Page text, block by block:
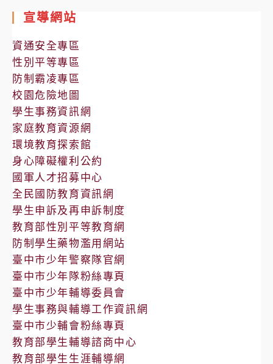
公
告
宣導網站
資通安全專區
性別平等專區
防制霸凌專區
校園危險地圖
學生事務資訊網
家庭教育資源網
環境教育探索館
身心障礙權利公約
國軍人才招募中心
全民國防教育資訊網
學生申訴及再申訴制度
教育部性別平等教育網
防制學生藥物濫用網站
臺中市少年警察隊官網
臺中市少年隊粉絲專頁
臺中市少年輔導委員會
學生事務與輔導工作資訊網
臺中市少輔會粉絲專頁
教育部學生輔導諮商中心
教育部學生生涯輔導網